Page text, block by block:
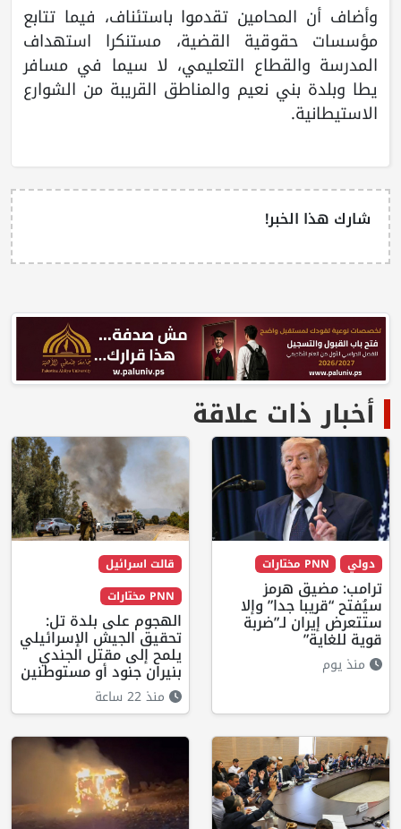
وأضاف أن المحامين تقدموا باستئناف، فيما تتابع
مؤسسات حقوقية القضية، مستنكرا استهداف
المدرسة والقطاع التعليمي، لا سيما في مسافر
يطا وبلدة بني نعيم والمناطق القريبة من الشوارع
الاستيطانية.
شارك هذا الخبر!
أخبار ذات علاقة
دولي PNN مختارات
ترامب: مضيق هرمز
سيُفتح “قريبا جدا” وإلا
ستتعرض إيران لـ”ضربة
قوية للغاية”
منذ يوم
قالت اسرائيل
PNN مختارات
الهجوم على بلدة تل:
تحقيق الجيش الإسرائيلي
يلمح إلى مقتل الجندي
بنيران جنود أو مستوطنين
منذ 22 ساعة